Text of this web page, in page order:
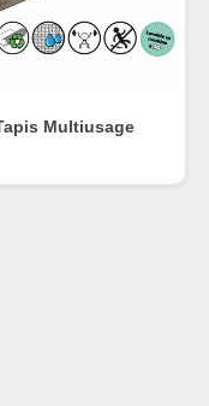
Multiusage